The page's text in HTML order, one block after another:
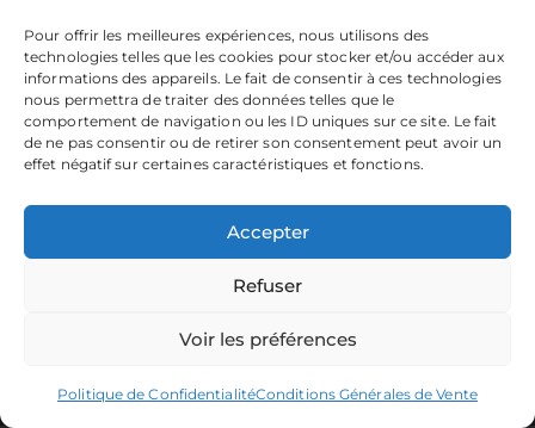
Pour offrir les meilleures expériences, nous utilisons des
technologies telles que les cookies pour stocker et/ou accéder aux
informations des appareils. Le fait de consentir à ces technologies
nous permettra de traiter des données telles que le
comportement de navigation ou les ID uniques sur ce site. Le fait
de ne pas consentir ou de retirer son consentement peut avoir un
effet négatif sur certaines caractéristiques et fonctions.
Accepter
Refuser
Voir les préférences
Politique de ConfidentialitéConditions Générales de Vente
votre passion.
Producted byTWENTY-ONE CREATION